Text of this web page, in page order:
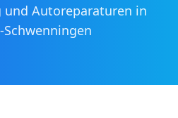
und Autoreparaturen in